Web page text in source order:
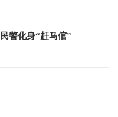
警化身“赶马倌”